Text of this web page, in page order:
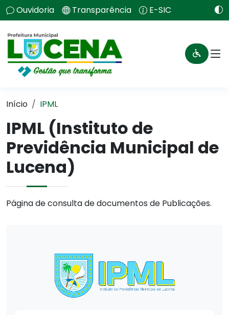
Ouvidoria Transparência E-SIC
Início IPML
IPML (Instituto de
Previdência Municipal de
Lucena)
Página de consulta de documentos de Publicações.